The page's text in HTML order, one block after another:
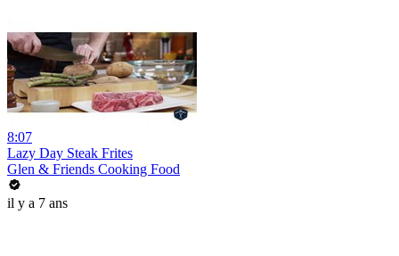
8:07
Lazy Day Steak Frites
Glen & Friends Cooking Food
il y a 7 ans